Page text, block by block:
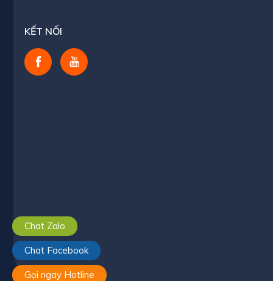
KẾT NỐI
Chat Zalo
Chat Facebook
Gọi ngay Hotline